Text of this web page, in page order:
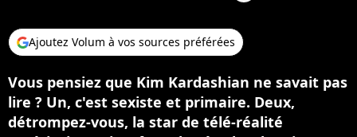
Ajoutez Volum à vos sources préférées
Vous pensiez que Kim Kardashian ne savait pas
lire ? Un, c'est sexiste et primaire. Deux,
détrompez-vous, la star de télé-réalité